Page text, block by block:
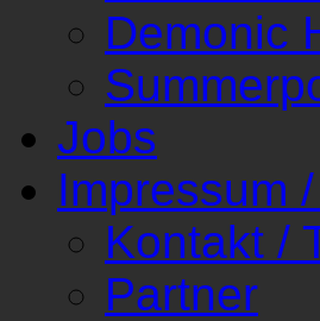
Demonic
Jobs
Impressum
Kontakt /
Partner